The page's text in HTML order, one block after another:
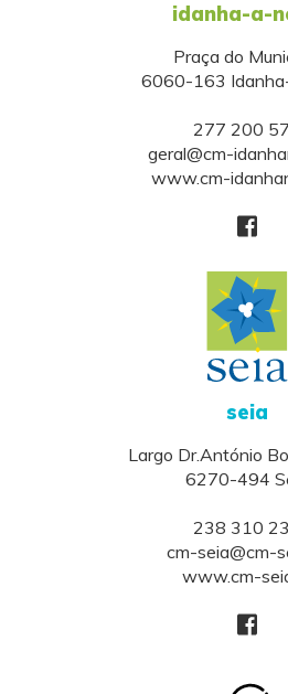
idanha-a-
Praça do
6060-163
277 200
geral@cm-
www.cm-
seia
Largo Dr.António
6270-494
238 310
cm-seia@cm-
www.cm-